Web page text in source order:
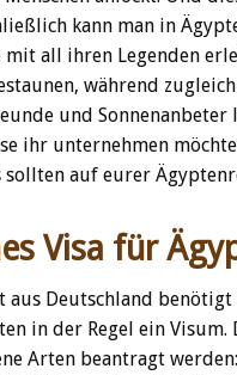
kann man in
mit all ihren Legenden
während
und Sonnenanbeter
ihr unternehmen
auf eurer
Visa für
aus Deutschland
in der Regel ein Visum.
Arten beantragt